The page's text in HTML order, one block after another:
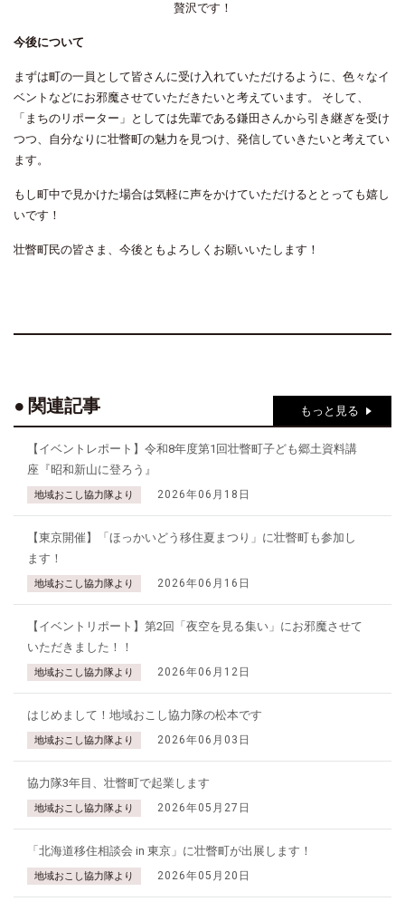
贅沢です！
今後について
まずは町の一員として皆さんに受け入れていただけるように、色々なイ
ベントなどにお邪魔させていただきたいと考えています。
そして、
「まちのリポーター」としては先輩である鎌田さんから引き継ぎを受け
つつ、自分なりに壮瞥町の魅力を見つけ、発信していきたいと考えてい
ます。
もし町中で見かけた場合は気軽に声をかけていただけるととっても嬉し
いです！
壮瞥町民の皆さま、今後ともよろしくお願いいたします！
関連記事 もっと見る
【イベントレポート】令和8年度第1回壮瞥町子ども郷土資料講
座『昭和新山に登ろう』
地域おこし協力隊より 2026年06月18日
【東京開催】「ほっかいどう移住夏まつり」に壮瞥町も参加し
ます！
地域おこし協力隊より 2026年06月16日
【イベントリポート】第2回「夜空を見る集い」にお邪魔させて
いただきました！！
地域おこし協力隊より 2026年06月12日
はじめまして！地域おこし協力隊の松本です
地域おこし協力隊より 2026年06月03日
協力隊3年目、壮瞥町で起業します
地域おこし協力隊より 2026年05月27日
「北海道移住相談会 in 東京」に壮瞥町が出展します！
地域おこし協力隊より 2026年05月20日